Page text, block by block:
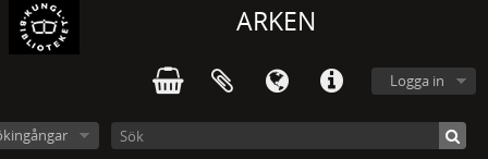
ARKEN
Logga in